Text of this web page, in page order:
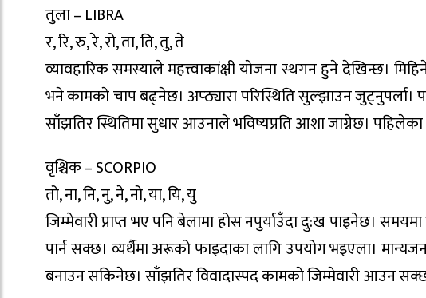
तुला – LIBRA
र, रि, रु, रे, रो, ता, ति, तु, ते
व्यावहारिक समस्याले महत्त्वाकांक्षी याेजना स्थगन हुने देखिन्छ।
भने कामकाे चाप बढ्नेछ। अप्ठ्यारा परिस्थिति सुल्झाउन जुट्नुपर्ला।
साँझतिर स्थितिमा सुधार आउनाले भविष्यप्रति आशा जाग्नेछ।
वृश्चिक – SCORPIO
तो, ना, नि, नु, ने, नो, या, यि, यु
जिम्मेवारी प्राप्त भए पनि बेलामा होस नपुर्याउँदा दु:ख पाइनेछ।
पार्न सक्छ। व्यर्थैमा अरूको फाइदाका लागि उपयोग भइएला।
बनाउन सकिनेछ। साँझतिर विवादास्पद कामकाे जिम्मेवारी आउन